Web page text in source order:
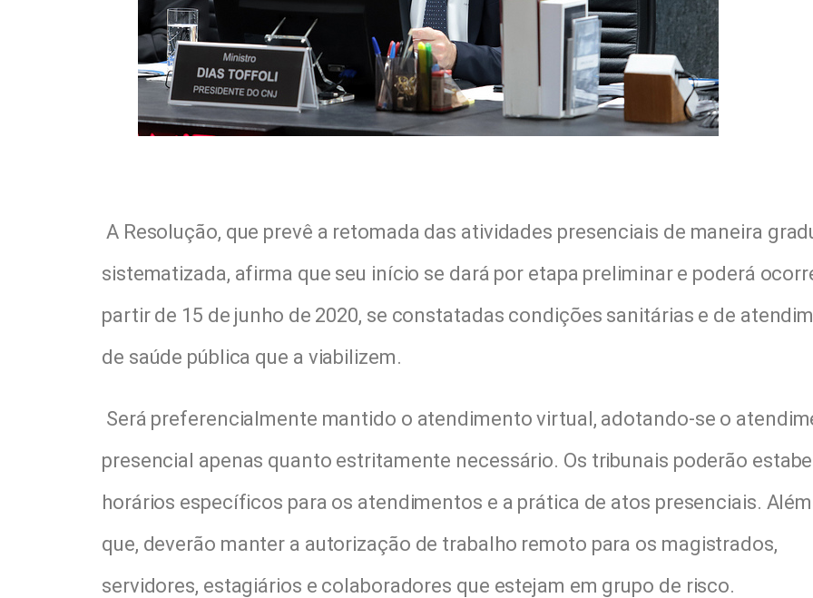
A Resolução, que prevê a retomada das atividades presenciais de maneira
sistematizada, afirma que seu início se dará por etapa preliminar e poderá
partir de 15 de junho de 2020, se constatadas condições sanitárias e de
de saúde pública que a viabilizem.
Será preferencialmente mantido o atendimento virtual, adotando-se o
presencial apenas quanto estritamente necessário. Os tribunais poderão
horários específicos para os atendimentos e a prática de atos presenciais.
que, deverão manter a autorização de trabalho remoto para os magistrados,
servidores, estagiários e colaboradores que estejam em grupo de risco.